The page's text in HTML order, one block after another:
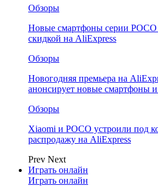
Обзоры
Новые смартфоны серии
скидкой на AliExpress
Обзоры
Новогодняя премьера на
анонсирует новые смартфоны и
Обзоры
Xiaomi и POCO устроили под
распродажу на AliExpress
Prev Next
Играть онлайн
Играть онлайн